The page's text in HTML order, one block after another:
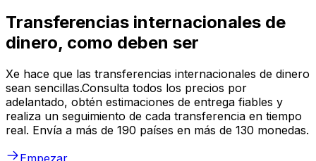
Transferencias internacionales de
dinero, como deben ser
Xe hace que las transferencias internacionales de dinero
sean sencillas.Consulta todos los precios por
adelantado, obtén estimaciones de entrega fiables y
realiza un seguimiento de cada transferencia en tiempo
real. Envía a más de 190 países en más de 130 monedas.
Empezar